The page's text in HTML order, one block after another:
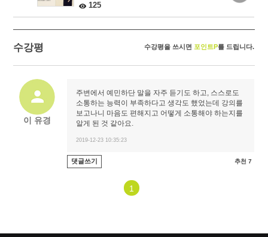
125
수강평 수강평을 쓰시면 포인트P를 드립니다.
이 유경
주변에서 예민하단 말을 자주 듣기도 하고, 스스로도
소통하는 능력이 부족하다고 생각도 했었는데 강의를
보고나니 마음도 편해지고 어떻게 소통해야 하는지를
알게 된 것 같아요.
2019-12-23 10:35:23
댓글쓰기 추천 7
1